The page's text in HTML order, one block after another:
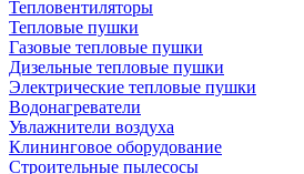
Тепловентиляторы
Тепловые пушки
Газовые тепловые пушки
Дизельные тепловые пушки
Электрические тепловые пушки
Водонагреватели
Увлажнители воздуха
Клининговое оборудование
Строительные пылесосы